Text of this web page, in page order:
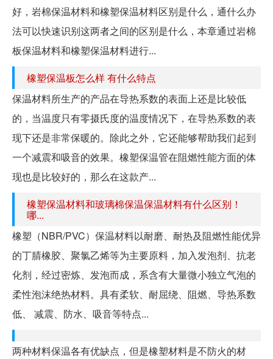
好，岩棉保温材料和橡塑保温材料区别是什么，通什么办
法可以快速识别这两者之间的区别是什么，本章通过岩棉
板保温材料和橡塑保温材料进行...
橡塑保温板怎么样 有什么特点
保温材料所生产的产品在导热系数的表面上还是比较低
的，当温度只有零摄氏度的温度情况下，在导热系数的表
现下还是非常保暖的。除此之外，它还能够帮助我们起到
一个减震和吸音的效果。橡塑保温管在阻燃性能方面的体
现也是比较好的，那么在这款产...
橡塑保温材料和玻璃棉保温保温材料有什么区别！
哪...
橡塑（NBR/PVC）保温材料以耐磨、耐热及阻燃性能优异
的丁腈橡胶、聚氯乙烯等为主要原料，加入发泡剂、抗老
化剂，经过密炼、发泡而成，系含有大量微小独立气泡的
柔性泡沫绝热材料。具有柔软、耐屈绕、阻燃、导热系数
低、 减震、防水、吸音等特点...
两种材料保温各有优缺点，但是橡塑材料是不防火的材